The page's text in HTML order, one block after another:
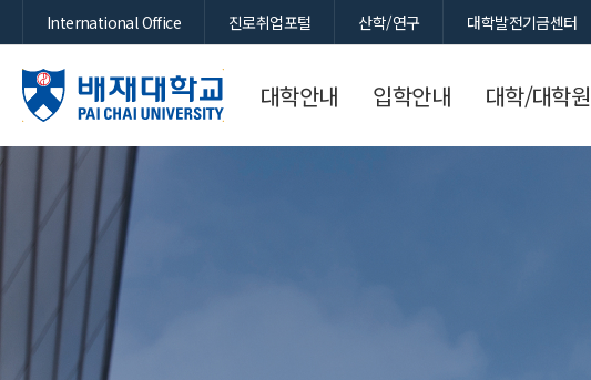
International Office 진로취업포털 산학/연구 대학발전기금센터
대학안내 입학안내 대학/대학원